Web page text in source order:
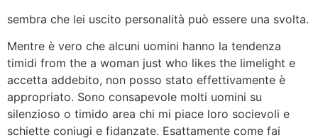
sembra che lei uscito personalità può essere una svolta.
Mentre è vero che alcuni uomini hanno la tendenza
timidi from the a woman just who likes the limelight e
accetta addebito, non posso stato effettivamente è
appropriato. Sono consapevole molti uomini su
silenzioso o timido area chi mi piace loro socievoli e
schiette coniugi e fidanzate. Esattamente come fai